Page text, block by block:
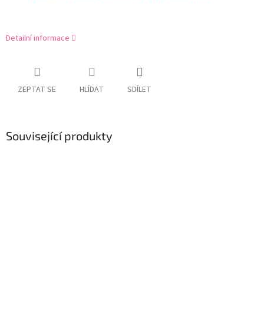
Detailní informace
ZEPTAT SE HLÍDAT SDÍLET
Související produkty